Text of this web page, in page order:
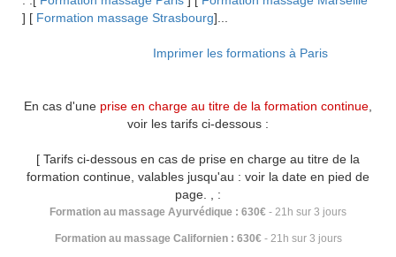
] [ Formation massage Strasbourg]
Imprimer les formations à Paris
En cas d'une prise en charge au titre de la formation continue
voir les tarifs ci-dessous :
[ Tarifs ci-dessous en cas de prise en charge au titre de la
formation continue, valables jusqu'au : voir la date en pied de
page.
, :
Formation au massage Ayurvédique : 630€ - 21h sur 3 jours
Formation au massage Californien : 630€- 21h sur 3 jours